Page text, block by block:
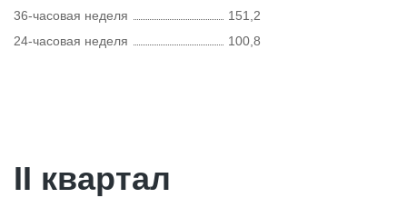
36-часовая неделя
151,2
24-часовая неделя
100,8
II квартал